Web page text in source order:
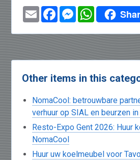
Email FacebookMessenger
WhatsApp
Other items in this
NomaCool: betrouwbare
verhuur op SIAL en beurzen
Resto-Expo Gent 2026: Huur
NomaCool
Huur uw koelmeubel voor